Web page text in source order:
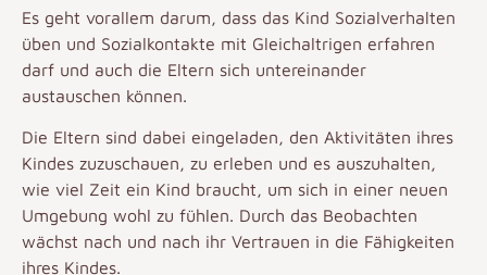
Es geht vorallem darum, dass das Kind Sozialverhalten
üben und Sozialkontakte mit Gleichaltrigen erfahren
darf und auch die Eltern sich untereinander
austauschen können.
Die Eltern sind dabei eingeladen, den Aktivitäten ihres
Kindes zuzuschauen, zu erleben und es auszuhalten,
wie viel Zeit ein Kind braucht, um sich in einer neuen
Umgebung wohl zu fühlen. Durch das Beobachten
wächst nach und nach ihr Vertrauen in die Fähigkeiten
ihres Kindes.